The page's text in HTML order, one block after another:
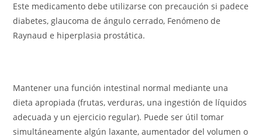
Este medicamento debe utilizarse con precaución si padece
diabetes, glaucoma de ángulo cerrado, Fenómeno de
Raynaud e hiperplasia prostática.
Mantener una función intestinal normal mediante una
dieta apropiada (frutas, verduras, una ingestión de líquidos
adecuada y un ejercicio regular). Puede ser útil tomar
simultáneamente algún laxante, aumentador del volumen o